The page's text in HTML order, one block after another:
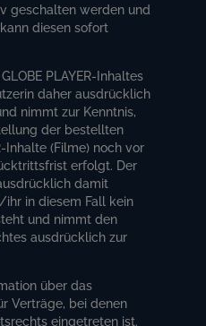
geschalten werden und
diesen sofort
PLAYER-Inhaltes
daher ausdrücklich
nimmt zur Kenntnis,
der bestellten
Inhalte (Filme) noch vor
erfolgt. Der
damit
in diesem Fall kein
und nimmt den
ausdrücklich zur
über das
Verträge, bei denen
eingetreten ist.